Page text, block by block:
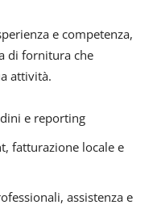
e competenza,
di fornitura che
attività.
e reporting
fatturazione locale e
assistenza e